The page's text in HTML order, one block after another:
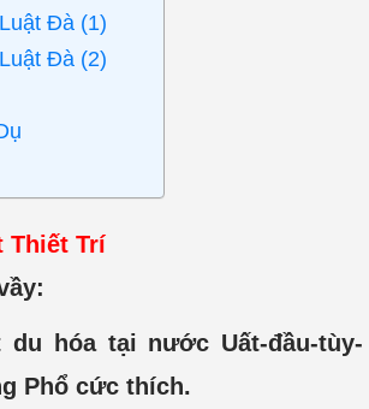
Đà (1)
Đà (2)
Thiết Trí
du hóa tại nước Uất-đầu-tùy-
Phổ cức thích.